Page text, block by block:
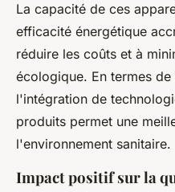
La capacité de ces
efficacité énergétique
réduire les coûts et à
écologique. En termes
l'intégration de
produits permet une
l'environnement sanitaire.
Impact positif sur la